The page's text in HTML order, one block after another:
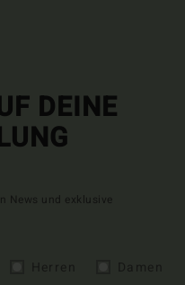
DEINE
News und exklusive